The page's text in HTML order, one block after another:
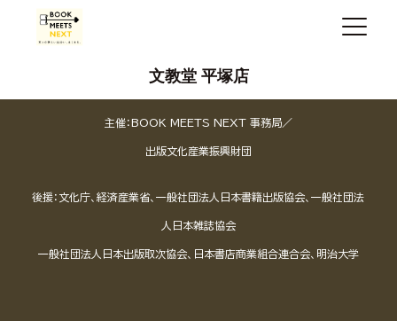
文教堂 平塚店
主催：BOOK MEETS NEXT 事務局／
出版文化産業振興財団
後援：文化庁、経済産業省、一般社団法人日本書籍出版協会、一般社団法
人日本雑誌協会
一般社団法人日本出版取次協会、日本書店商業組合連合会、明治大学